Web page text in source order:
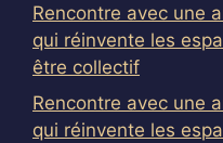
Rencontre avec une
qui réinvente les
être collectif
Rencontre avec une
qui réinvente les